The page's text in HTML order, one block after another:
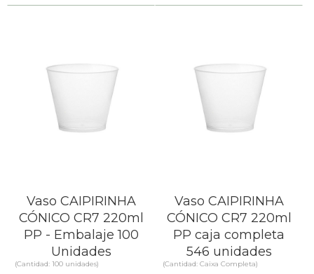
Vaso CAIPIRINHA
CÓNICO CR7 220ml
PP - Embalaje 100
Unidades
(Cantidad: 100 unidades)
Vaso CAIPIRINHA
CÓNICO CR7 220ml
PP caja completa
546 unidades
(Cantidad: Caixa Completa)